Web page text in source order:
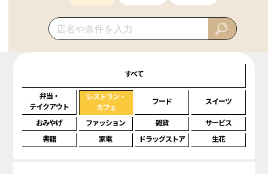
すべて
弁当・
テイクアウト
レストラン・
カフェ
フード スイーツ
おみやげ ファッション 雑貨
サービス
書籍
家電 ドラッグストア 生花